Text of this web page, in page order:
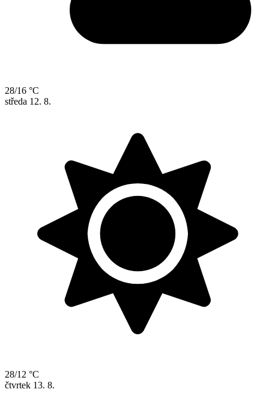
28/16 °C
středa 12. 8.
28/12 °C
čtvrtek 13. 8.